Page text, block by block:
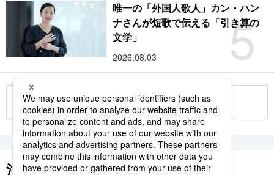
5
唯一の「外国人歌人」カン・ハン
ナさんが短歌で伝える「引き算の
文学」
2026.08.03
もっと見る
注目のキーワード